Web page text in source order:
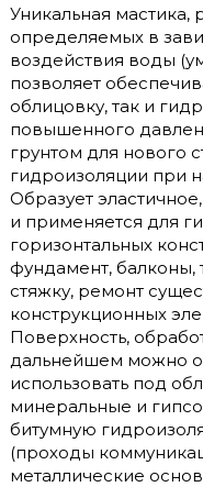
Уникальная мастика,
определяемых в
воздействия воды
позволяет
облицовку, так и
повышенного
грунтом для нового
гидроизоляции при
Образует
и применяется для
горизонтальных
фундамент,
стяжку, ремонт
конструкционных
Поверхность,
дальнейшем можно
использовать под
минеральные и
битумную
(проходы
металлические